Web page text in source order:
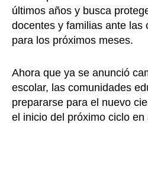
últimos años y busca
docentes y familias ante las
para los próximos meses.
Ahora que ya se anunció
escolar, las comunidades
prepararse para el nuevo
el inicio del próximo ciclo en